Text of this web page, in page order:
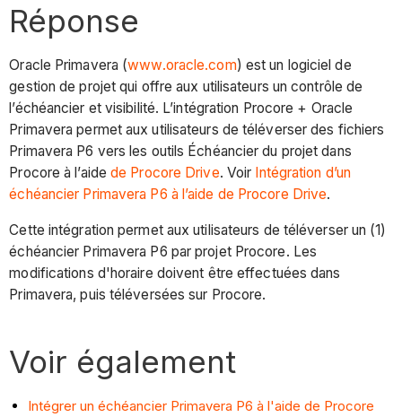
Réponse
Oracle Primavera (www.oracle.com) est un logiciel de
gestion de projet qui offre aux utilisateurs un contrôle de
l’échéancier et visibilité. L’intégration Procore + Oracle
Primavera permet aux utilisateurs de téléverser des fichiers
Primavera P6 vers les outils Échéancier du projet dans
Procore à l’aidede Procore Drive. Voir Intégration d’un
échéancier Primavera P6 à l’aide de Procore Drive.
Cette intégration permet aux utilisateurs de téléverser un (1)
échéancier Primavera P6 par projet Procore. Les
modifications d'horaire doivent être effectuées dans
Primavera, puis téléversées sur Procore.
Voir également
Intégrer un échéancier Primavera P6 à l'aide de Procore